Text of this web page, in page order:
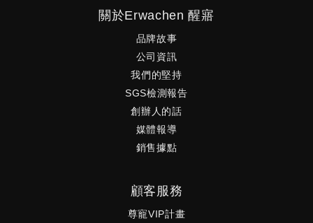
關於Erwachen 醒寤
品牌故事
公司資訊
我們的堅持
SGS檢測報告
創辦人的話
媒體報導
銷售據點
顧客服務
尊寵VIP計畫